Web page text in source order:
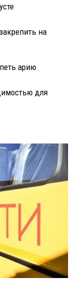
на
арию
для